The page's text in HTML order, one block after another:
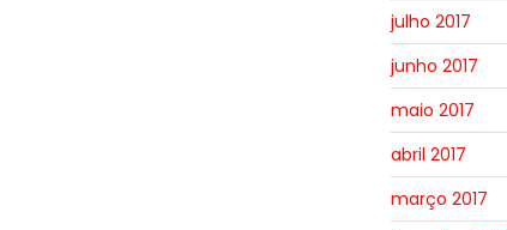
julho 2017
junho 2017
maio 2017
abril 2017
março 2017